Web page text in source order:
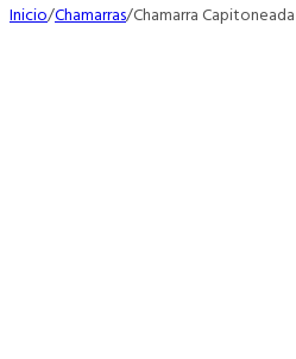
Inicio/Chamarras/Chamarra